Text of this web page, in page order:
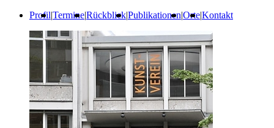
Profil|Termine|Rückblick|Publikationen|Orte|Kontakt